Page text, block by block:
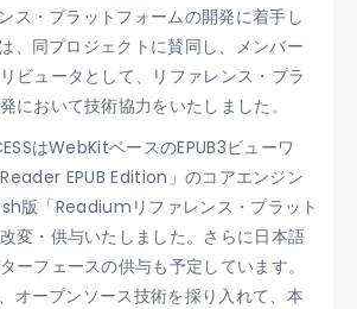
ス・プラットフォームの開発に着手し
、同プロジェクトに賛同し、メンバー
ビュータとして、リファレンス・プラ
において技術協力をいたしました。
はWebKitベースのEPUB3ビューワ
EPUB Edition」のコアエンジン
版「Readiumリファレンス・プラット
変・供与いたしました。さらに日本語
ーフェースの供与も予定しています。
オープンソース技術を採り入れて、本